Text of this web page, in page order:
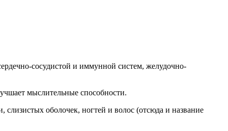
сосудистой и иммунной систем, желудочно-
мыслительные способности.
оболочек, ногтей и волос (отсюда и название